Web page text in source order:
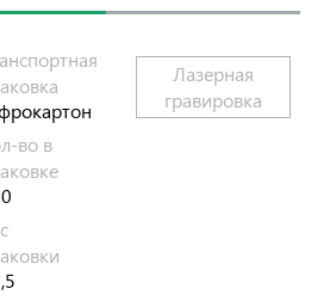
во в
Лазерная
гравировка